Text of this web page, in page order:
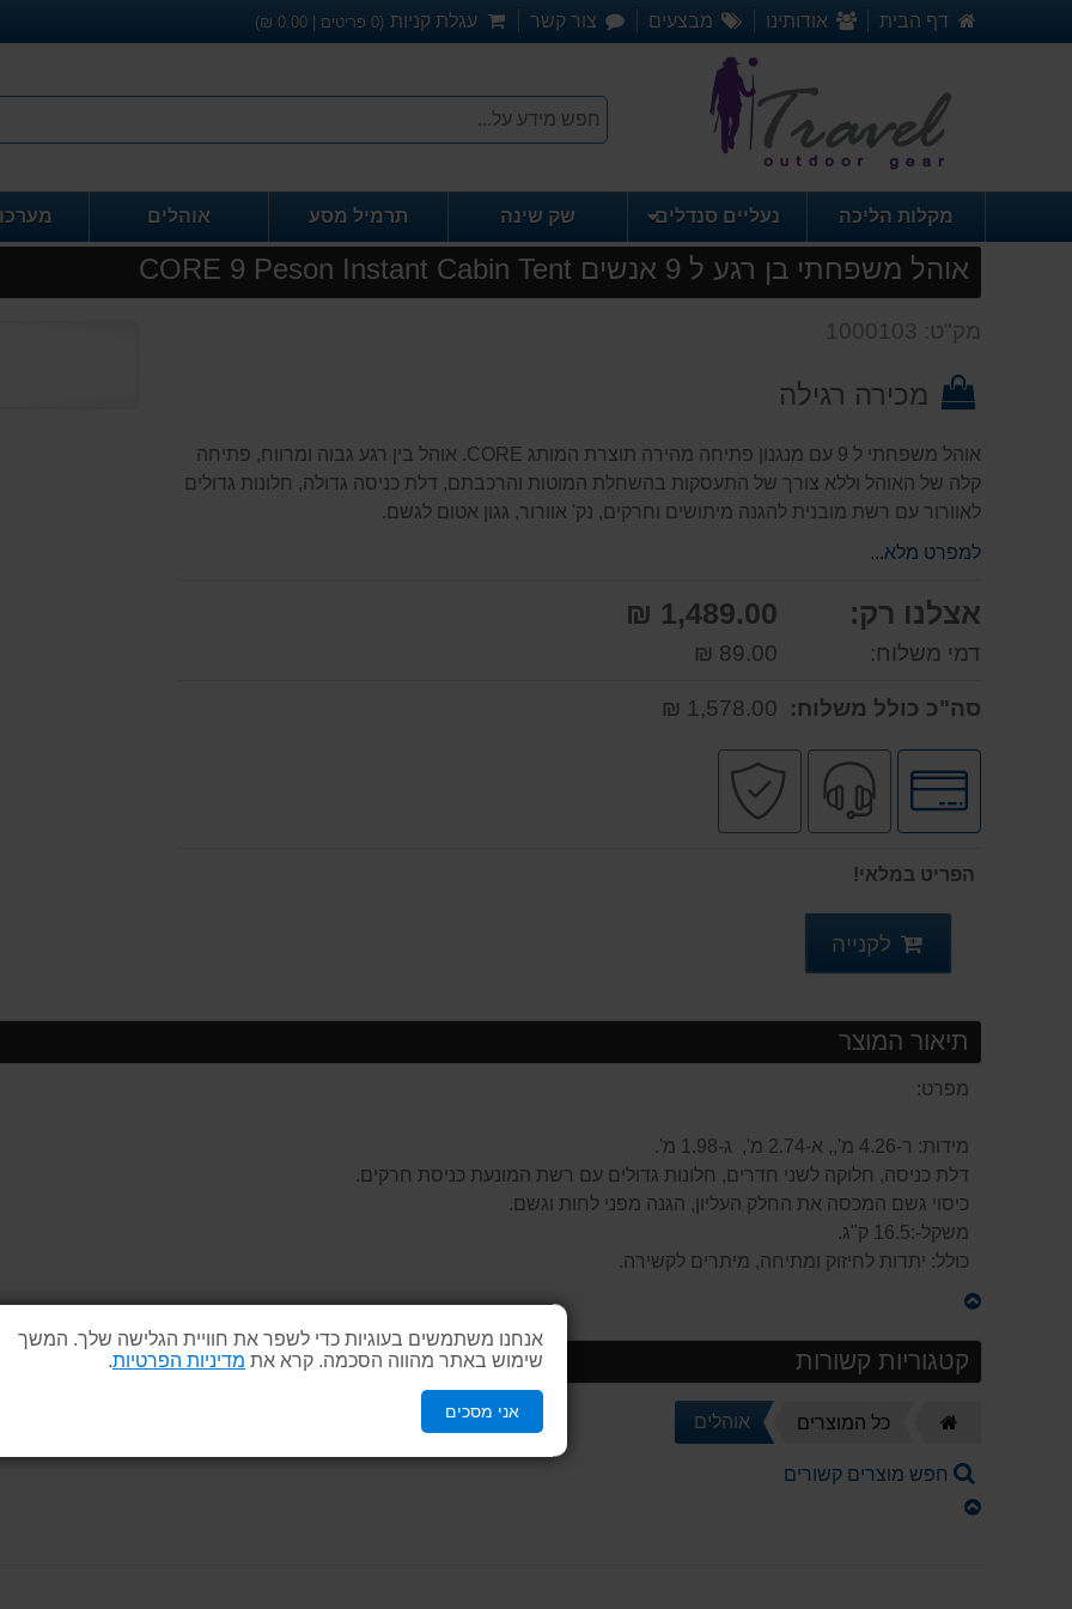
אנחנו משתמשים בעוגיות כדי לשפר את חוויית הגלישה שלך. המשך
שימוש באתר מהווה הסכמה. קרא את מדיניות הפרטיות.
אני מסכים
דף הבית אודותינו מבצעים צור קשר עגלת קניות (
0פריטים | 0.00
₪)
מקלות הליכה נעליים סנדלים שק שינה תרמיל מסע אוהלים
אוהל משפחתי בן רגע ל 9 אנשים CORE 9 Peson Instant Cabin Tent
מק"ט: 1000103
מכירה רגילה
אוהל משפחתי ל 9 עם מנגנון פתיחה מהירה תוצרת המותג CORE. אוהל בין רגע גבוה ומרווח, פתיחה
קלה של האוהל וללא צורך של התעסקות בהשחלת המוטות והרכבתם, דלת כניסה גדולה, חלונות גדולים
לאוורור עם רשת מובנית להגנה מיתושים וחרקים, נק' אוורור, גגון אטום לגשם.
למפרט מלא...
אצלנו רק: 1,489.00 ₪
דמי משלוח: 89.00 ₪
סה"כ כולל משלוח: 1,578.00 ₪
לחץ
לאפשרויות
תשלומים
שירות
מקצועי
הפריט במלאי!
לקנייה
תיאור המוצר
מפרט:
מידות: ר-4.26 מ',, א-2.74 מ', ג-1.98 מ'.
דלת כניסה, חלוקה לשני חדרים, חלונות גדולים עם רשת המונעת כניסת חרקים.
כיסוי גשם המכסה את החלק העליון, הגנה מפני לחות וגשם.
משקל-:16.5 ק"ג.
כולל: יתדות לחיזוק ומתיחה, מיתרים לקשירה.
קטגוריות קשורות
כל המוצרים אוהלים
חפש מוצרים קשורים